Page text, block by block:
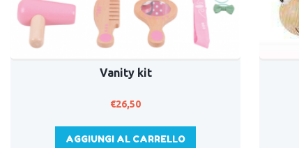
Vanity kit
€26,50
AGGIUNGI AL CARRELLO